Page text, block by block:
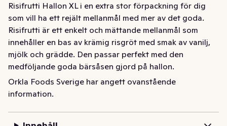
Risifrutti Hallon XL i en extra stor förpackning för dig
som vill ha ett rejält mellanmål med mer av det goda.
Risifrutti är ett enkelt och mättande mellanmål som
innehåller en bas av krämig risgröt med smak av vanilj,
mjölk och grädde. Den passar perfekt med den
medföljande goda bärsåsen gjord på hallon.
Risifrutti är en vardagshjälte som är perfekt att ha
snabbt mellanmål.
Orkla Foods Sverige har angett ovanstående
information.